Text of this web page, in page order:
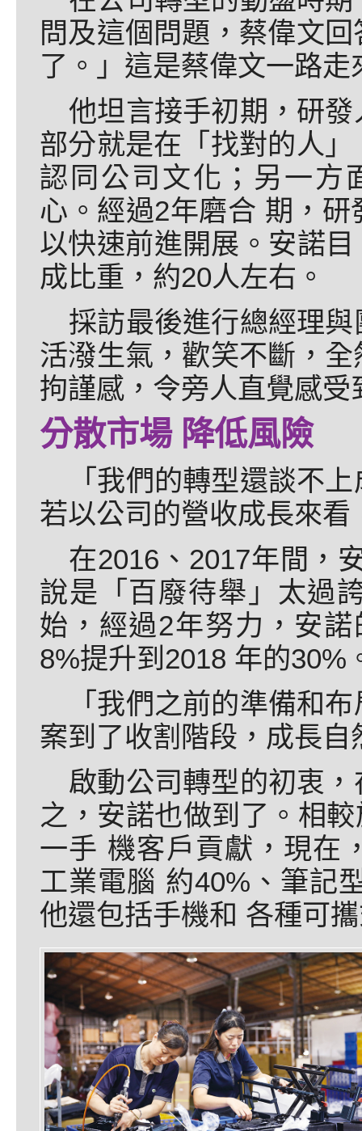
問及這個問題，蔡偉文
了。」這是蔡偉文一路
他坦言接手初期，研
部分就是在「找對的人
認同公司文化；另一方
心。經過2年磨合 期，
以快速前進開展。安諾
成比重，約20人左右。
採訪最後進行總經理
活潑生氣，歡笑不斷，
拘謹感，令旁人直覺感
分散市場 降低風險
「我們的轉型還談不
若以公司的營收成長來
在2016、2017年間，
說是「百廢待舉」太過
始，經過2年努力，安
8%提升到2018 年的30%
「我們之前的準備和
案到了收割階段，成長
啟動公司轉型的初衷
之，安諾也做到了。相
一手 機客戶貢獻，現在
工業電腦 約40%、筆記
他還包括手機和 各種可